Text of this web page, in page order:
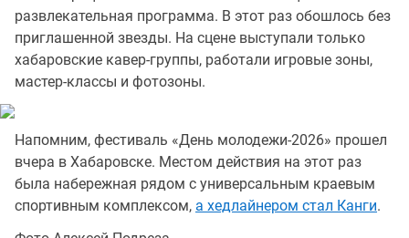
развлекательная программа. В этот раз обошлось без
приглашенной звезды. На сцене выступали только
хабаровские кавер-группы, работали игровые зоны,
мастер-классы и фотозоны.
Напомним, фестиваль «День молодежи-2026» прошел
вчера в Хабаровске. Местом действия на этот раз
была набережная рядом с универсальным краевым
спортивным комплексом, а хедлайнером стал Канги.